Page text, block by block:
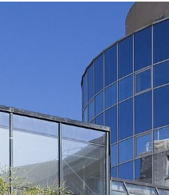
Revue recherche
Participer à une recherche